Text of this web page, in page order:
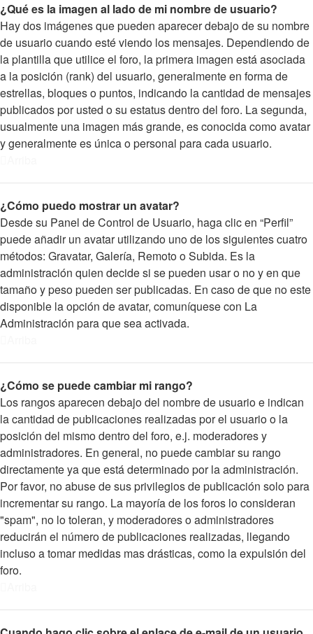
¿Qué es la imagen al lado de mi nombre de usuario?
Hay dos imágenes que pueden aparecer debajo de su nombre
de usuario cuando esté viendo los mensajes. Dependiendo de
la plantilla que utilice el foro, la primera imagen está asociada
a la posición (rank) del usuario, generalmente en forma de
estrellas, bloques o puntos, indicando la cantidad de mensajes
publicados por usted o su estatus dentro del foro. La segunda,
usualmente una imagen más grande, es conocida como avatar
y generalmente es única o personal para cada usuario.
¿Cómo puedo mostrar un avatar?
Desde su Panel de Control de Usuario, haga clic en “Perfil”
puede añadir un avatar utilizando uno de los siguientes cuatro
métodos: Gravatar, Galería, Remoto o Subida. Es la
administración quien decide si se pueden usar o no y en que
tamaño y peso pueden ser publicadas. En caso de que no este
disponible la opción de avatar, comuníquese con La
Administración para que sea activada.
¿Cómo se puede cambiar mi rango?
Los rangos aparecen debajo del nombre de usuario e indican
la cantidad de publicaciones realizadas por el usuario o la
posición del mismo dentro del foro, e.j. moderadores y
administradores. En general, no puede cambiar su rango
directamente ya que está determinado por la administración.
Por favor, no abuse de sus privilegios de publicación solo para
incrementar su rango. La mayoría de los foros lo consideran
"spam", no lo toleran, y moderadores o administradores
reducirán el número de publicaciones realizadas, llegando
incluso a tomar medidas mas drásticas, como la expulsión del
foro.